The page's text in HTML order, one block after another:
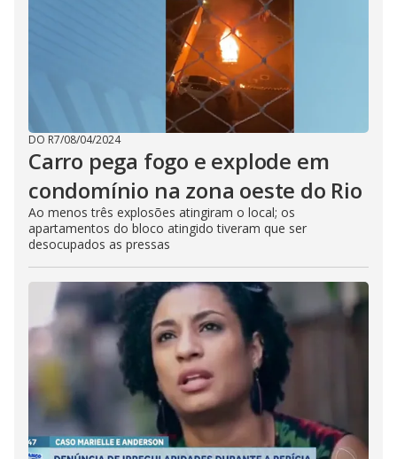
DO R7/08/04/2024
Carro pega fogo e explode em
condomínio na zona oeste do Rio
Ao menos três explosões atingiram o local; os
apartamentos do bloco atingido tiveram que ser
desocupados as pressas